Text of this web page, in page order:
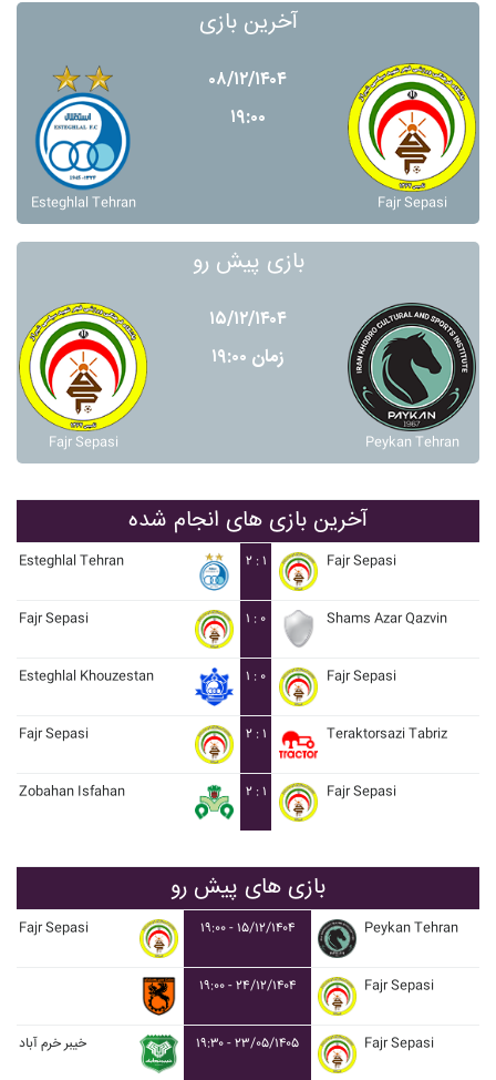
آخرین بازی
Esteghlal Tehran
۰۸/۱۲/۱۴۰۴
۱۹:۰۰
Fajr Sepasi
بازی پیش رو
Fajr Sepasi
۱۵/۱۲/۱۴۰۴
زمان ۱۹:۰۰
Peykan Tehran
آخرین بازی های انجام شده
Esteghlal Tehran ۲ : ۱ Fajr Sepasi
Fajr Sepasi ۱ : ۰ Shams Azar Qazvin
Esteghlal Khouzestan ۱ : ۰ Fajr Sepasi
Fajr Sepasi ۲ : ۱ Teraktorsazi Tabriz
Zobahan Isfahan ۲ : ۱ Fajr Sepasi
بازی های پیش رو
Fajr Sepasi ۱۹:۰۰ - ۱۵/۱۲/۱۴۰۴ Peykan Tehran
۱۹:۰۰ - ۲۴/۱۲/۱۴۰۴ Fajr Sepasi
خيبر خرم آباد ۱۹:۳۰ - ۲۳/۰۵/۱۴۰۵ Fajr Sepasi